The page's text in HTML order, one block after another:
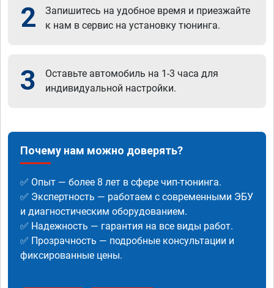
2
Запишитесь на удобное время и приезжайте
к нам в сервис на установку тюнинга.
3
Оставьте автомобиль на 1-3 часа для
индивидуальной настройки.
Почему нам можно доверять?
✅ Опыт — более 8 лет в сфере чип-тюнинга.
✅ Экспертность — работаем с современными ЭБУ
и диагностическим оборудованием.
✅ Надежность — гарантия на все виды работ.
✅ Прозрачность — подробные консультации и
фиксированные цены.